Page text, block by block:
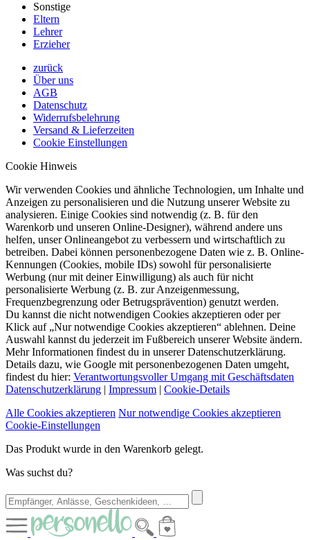
Sonstige
Eltern
Lehrer
Erzieher
zurück
Über uns
AGB
Datenschutz
Widerrufsbelehrung
Versand & Lieferzeiten
Cookie Einstellungen
Cookie Hinweis
Wir verwenden Cookies und ähnliche Technologien, um Inhalte und
Anzeigen zu personalisieren und die Nutzung unserer Website zu
analysieren. Einige Cookies sind notwendig (z. B. für den
Warenkorb und unseren Online-Designer), während andere uns
helfen, unser Onlineangebot zu verbessern und wirtschaftlich zu
betreiben. Dabei können personenbezogene Daten wie z. B. Online-
Kennungen (Cookies, mobile IDs) sowohl für personalisierte
Werbung (nur mit deiner Einwilligung) als auch für nicht
personalisierte Werbung (z. B. zur Anzeigenmessung,
Frequenzbegrenzung oder Betrugsprävention) genutzt werden.
Du kannst die nicht notwendigen Cookies akzeptieren oder per
Klick auf „Nur notwendige Cookies akzeptieren“ ablehnen. Deine
Auswahl kannst du jederzeit im Fußbereich unserer Website ändern.
Mehr Informationen findest du in unserer Datenschutzerklärung.
Details dazu, wie Google mit personenbezogenen Daten umgeht,
findest du hier: Verantwortungsvoller Umgang mit Geschäftsdaten
Datenschutzerklärung | Impressum | Cookie-Details
Alle Cookies akzeptieren Nur notwendige Cookies akzeptieren
Cookie-Einstellungen
Das Produkt wurde in den Warenkorb gelegt.
Was suchst du?